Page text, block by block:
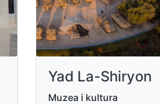
Yad La-Shiryon
Muzea i kultura